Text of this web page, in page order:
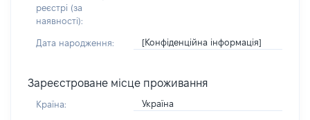
реєстрі (за
наявності):
Дата народження: [Конфіденційна інформація]
Зареєстроване місце проживання
Країна: Україна